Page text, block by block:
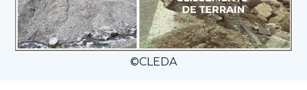
©CLEDA